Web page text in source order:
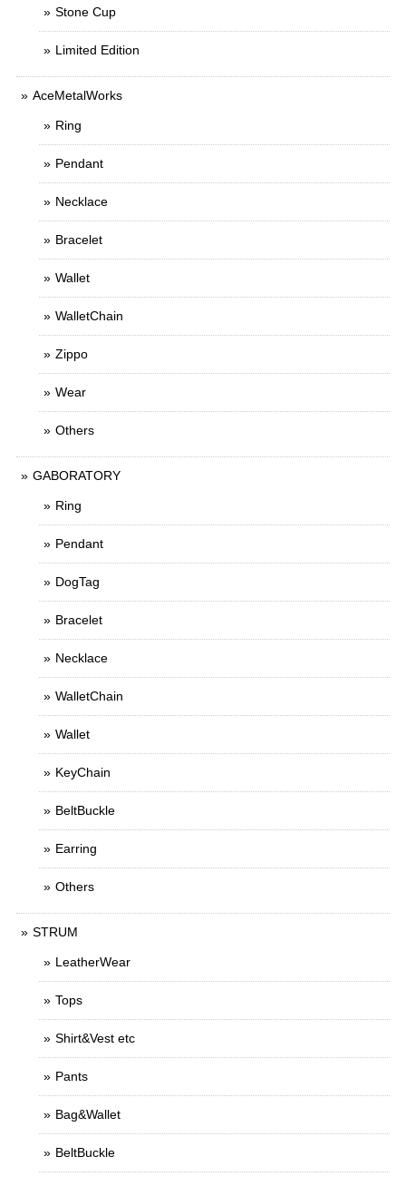
Stone Cup
Limited Edition
AceMetalWorks
Ring
Pendant
Necklace
Bracelet
Wallet
WalletChain
Zippo
Wear
Others
GABORATORY
Ring
Pendant
DogTag
Bracelet
Necklace
WalletChain
Wallet
KeyChain
BeltBuckle
Earring
Others
STRUM
LeatherWear
Tops
Shirt&Vest etc
Pants
Bag&Wallet
BeltBuckle